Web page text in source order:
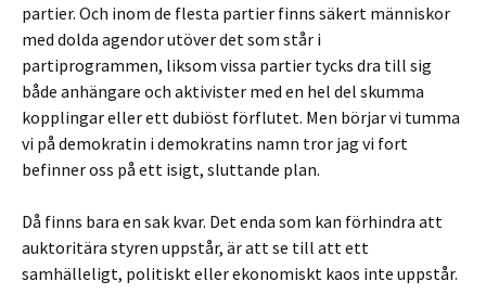
partier. Och inom de flesta partier finns säkert människor
med dolda agendor utöver det som står i
partiprogrammen, liksom vissa partier tycks dra till sig
både anhängare och aktivister med en hel del skumma
kopplingar eller ett dubiöst förflutet. Men börjar vi tumma
vi på demokratin i demokratins namn tror jag vi fort
befinner oss på ett isigt, sluttande plan.
Då finns bara en sak kvar. Det enda som kan förhindra att
auktoritära styren uppstår, är att se till att ett
samhälleligt, politiskt eller ekonomiskt kaos inte uppstår.